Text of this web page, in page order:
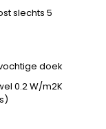
slechts 5
doek
0.2 W/m2K